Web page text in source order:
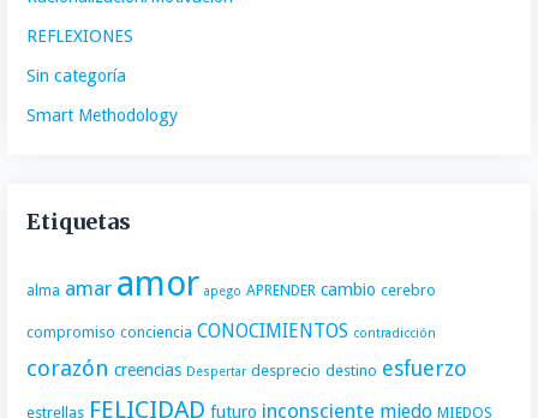
REFLEXIONES
Sin categoría
Smart Methodology
Etiquetas
alma amar amor apego APRENDER cambio cerebro
compromiso conciencia CONOCIMIENTOS contradicción
corazón creencias Despertar desprecio destino esfuerzo
estrellas FELICIDAD futuro inconsciente miedo MIEDOS